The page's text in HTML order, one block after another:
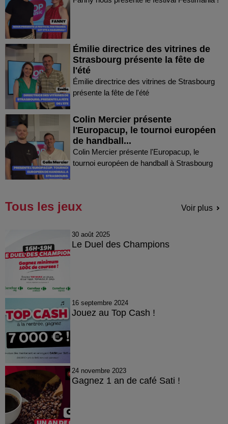
Émilie directrice des vitrines de
Strasbourg présente la fête de
l'été
Émilie directrice des vitrines de Strasbourg
présente la fête de l'été
Colin Mercier présente
l'Europacup, le tournoi européen
de handball...
Colin Mercier présente l'Europacup, le
tournoi européen de handball à Strasbourg
Tous les jeux Voir plus
30 août 2025
Le Duel des Champions
16 septembre 2024
Jouez au Top Cash !
24 novembre 2023
Gagnez 1 an de café Sati !